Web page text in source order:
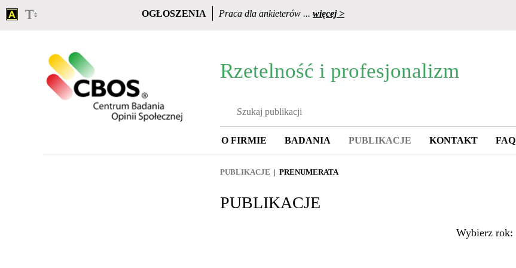
OGŁOSZENIA Praca dla ankieterów ... więcej >
główna
Rzetelność i profesjonalizm
O FIRMIE BADANIA PUBLIKACJE KONTAKT FAQ
PUBLIKACJE | PRENUMERATA
PUBLIKACJE
Wybierz rok: